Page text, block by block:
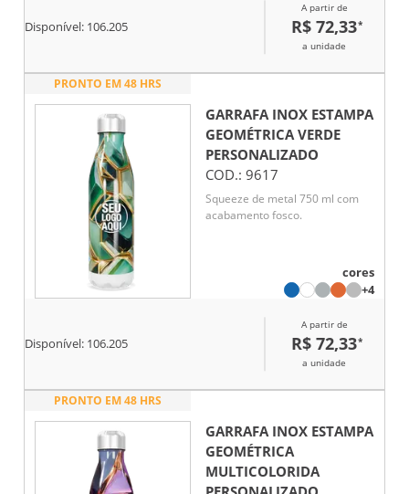
Disponível: 106.205
A partir de
R$ 72,33*
a unidade
PRONTO EM 48 HRS
GARRAFA INOX ESTAMPA
GEOMÉTRICA VERDE
PERSONALIZADO
COD.: 9617
Squeeze de metal 750 ml com
acabamento fosco.
cores
+4
Disponível: 106.205
A partir de
R$ 72,33*
a unidade
PRONTO EM 48 HRS
GARRAFA INOX ESTAMPA
GEOMÉTRICA
MULTICOLORIDA